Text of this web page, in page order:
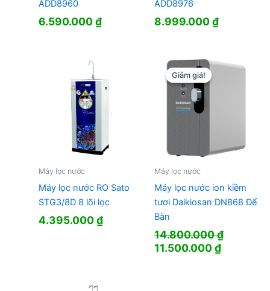
ADD8960
6.590.000₫
ADD8976
8.999.000₫
Máy lọc nước
Máy lọc nước RO Sato
STG3/8D 8 lõi lọc
4.395.000₫
Giảm giá!
Giảm giá!
Máy lọc nước
Máy lọc nước ion kiềm
tươi Daikiosan DN868 Để
Bàn
14.800.000₫
Giá
11.500.000₫Giá